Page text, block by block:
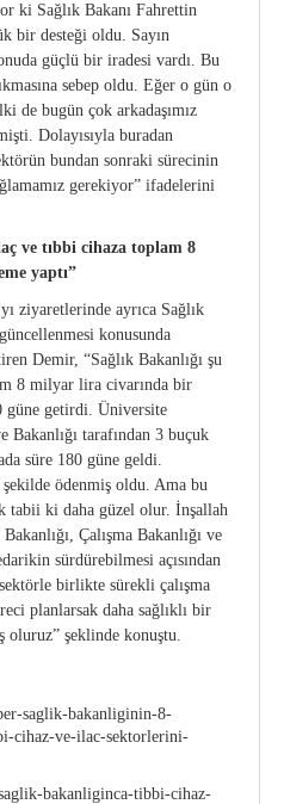
ki Sağlık Bakanı Fahrettin
bir desteği oldu. Sayın
güçlü bir iradesi vardı. Bu
sebep oldu. Eğer o gün o
de bugün çok arkadaşımız
Dolayısıyla buradan
bundan sonraki sürecinin
gerekiyor” ifadelerini
ve tıbbi cihaza toplam 8
yaptı”
ziyaretlerinde ayrıca Sağlık
konusunda
Demir, “Sağlık Bakanlığı şu
8 milyar lira civarında bir
güne getirdi. Üniversite
Bakanlığı tarafından 3 buçuk
süre 180 güne geldi.
şekilde ödenmiş oldu. Ama bu
tabii ki daha güzel olur. İnşallah
Çalışma Bakanlığı ve
sürdürebilmesi açısından
birlikte sürekli çalışma
planlarsak daha sağlıklı bir
şeklinde konuştu.
saglik-bakanliginin-8-
cihaz-ve-ilac-sektorlerini-
bakanliginca-tibbi-cihaz-